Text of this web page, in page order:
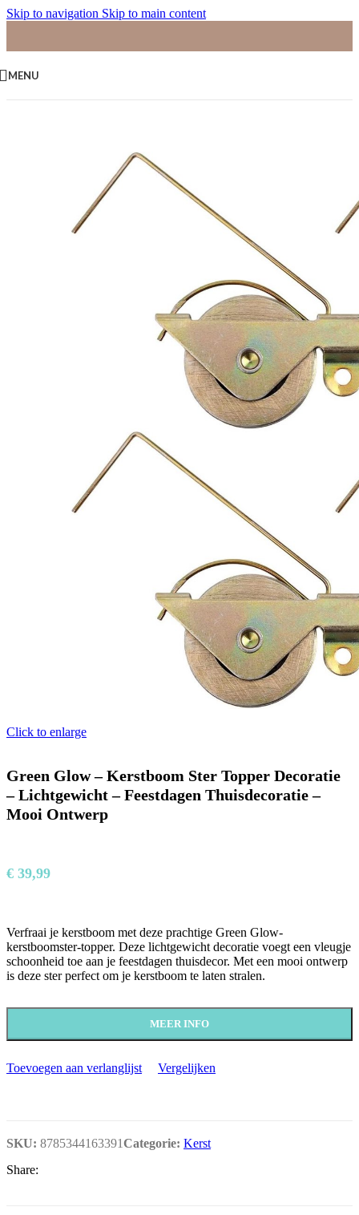
Skip to navigation Skip to main content
MENU
Click to enlarge
Green Glow – Kerstboom Ster Topper Decoratie
– Lichtgewicht – Feestdagen Thuisdecoratie –
Mooi Ontwerp
€ 39,99
Verfraai je kerstboom met deze prachtige Green Glow-
kerstboomster-topper. Deze lichtgewicht decoratie voegt een vleugje
schoonheid toe aan je feestdagen thuisdecor. Met een mooi ontwerp
is deze ster perfect om je kerstboom te laten stralen.
MEER INFO
Toevoegen aan verlanglijst Vergelijken
SKU: 8785344163391Categorie: Kerst
Share: